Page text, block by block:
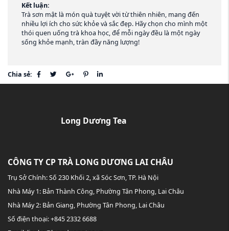
Kết luận:
Trà sơn mật là món quà tuyệt vời từ thiên nhiên, mang đến
nhiều lợi ích cho sức khỏe và sắc đẹp. Hãy chọn cho mình một
thói quen uống trà khoa học, để mỗi ngày đều là một ngày
sống khỏe mạnh, tràn đầy năng lượng!
Chia sẻ:
Long Dương Tea
CÔNG TY CP TRÀ LONG DƯƠNG LAI CHÂU
Trụ Sở Chính: Số 230 Khối 2, xã Sóc Sơn, TP. Hà Nội
Nhà Máy 1: Bản Thành Công, Phường Tân Phong, Lai Châu
Nhà Máy 2: Bản Giang, Phường Tân Phong, Lai Châu
Số điện thoại: +845 2332 6688